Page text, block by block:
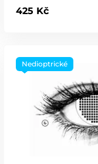
425 Kč
Nedioptrické